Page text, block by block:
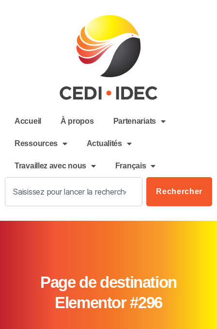
Accueil À propos Partenariats
Ressources Actualités
Travaillez avec nous Français
Rechercher
Page de destination
Elementor #296